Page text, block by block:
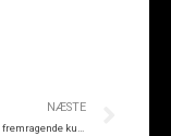
NÆSTE
Smal SIF-sejr i fremragende kulisse